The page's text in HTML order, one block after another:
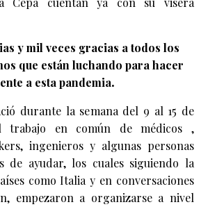
y mil veces gracias a todos los
que están luchando para hacer
a esta pandemia.
durante la semana del 9 al 15 de
en común de médicos ,
ingenieros y algunas personas
de ayudar, los cuales siguiendo la
como Italia y en conversaciones
empezaron a organizarse a nivel